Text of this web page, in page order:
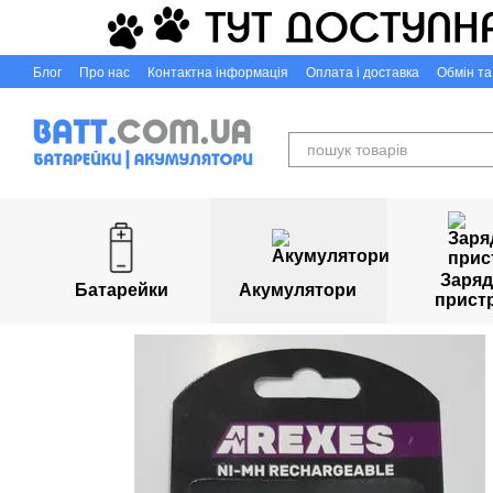
Перейти до основного контенту
Блог Про нас Контактна інформація Оплата і доставка
Обмін
Батарейки Акумулятори